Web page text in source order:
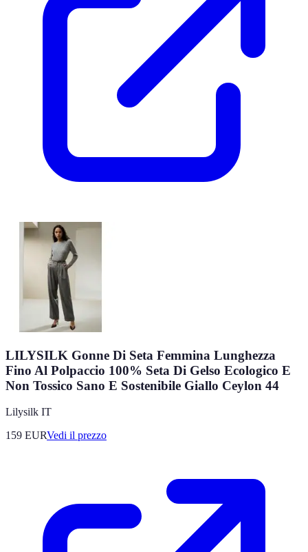
LILYSILK Gonne Di Seta Femmina Lunghezza
Fino Al Polpaccio 100% Seta Di Gelso Ecologico E
Non Tossico Sano E Sostenibile Giallo Ceylon 44
Lilysilk IT
159 EURVedi il prezzo